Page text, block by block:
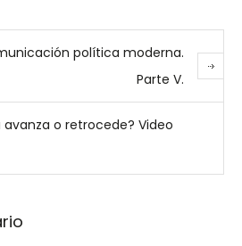
política moderna.
Parte V.
o retrocede? Video